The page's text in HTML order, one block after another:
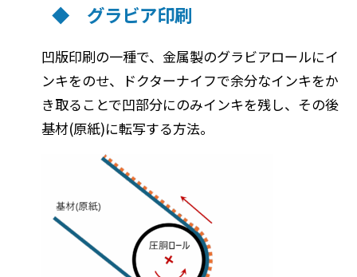
◆ グラビア印刷
凹版印刷の一種で、金属製のグラビアロールにイ
ンキをのせ、ドクターナイフで余分なインキをか
き取ることで凹部分にのみインキを残し、その後
基材(原紙)に転写する方法。